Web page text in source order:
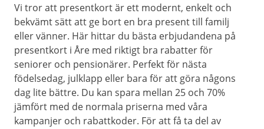
Vi tror att presentkort är ett modernt, enkelt och
bekvämt sätt att ge bort en bra present till familj
eller vänner. Här hittar du bästa erbjudandena på
presentkort i Åre med riktigt bra rabatter för
seniorer och pensionärer. Perfekt för nästa
födelsedag, julklapp eller bara för att göra någons
dag lite bättre. Du kan spara mellan 25 och 70%
jämfört med de normala priserna med våra
kampanjer och rabattkoder. För att få ta del av